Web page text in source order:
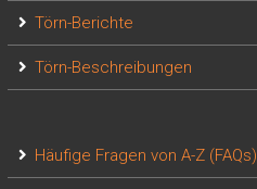
Törn-Berichte
Törn-Beschreibungen
Häufige Fragen von A-Z (FAQs)